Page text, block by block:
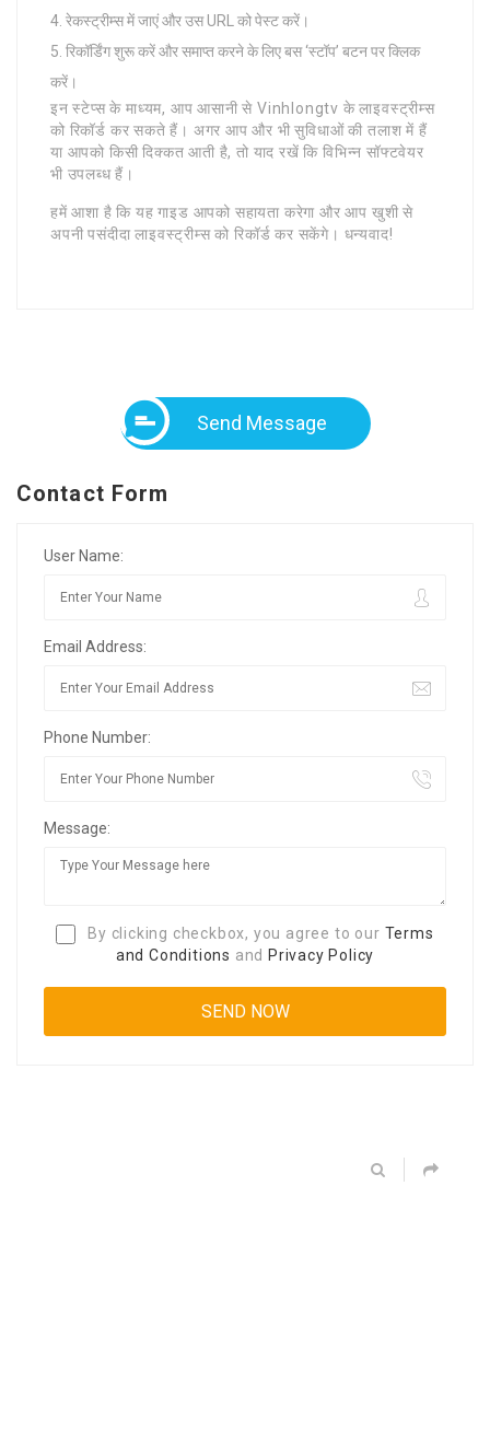
रेकस्ट्रीम्स में जाएं और उस URL को पेस्ट करें।
रिकॉर्डिंग शुरू करें और समाप्त करने के लिए बस ‘स्टॉप’ बटन पर क्लिक
करें।
इन स्टेप्स के माध्यम, आप आसानी से Vinhlongtv के लाइवस्ट्रीम्स
को रिकॉर्ड कर सकते हैं। अगर आप और भी सुविधाओं की तलाश में हैं
या आपको किसी दिक्कत आती है, तो याद रखें कि विभिन्न सॉफ्टवेयर
भी उपलब्ध हैं।
हमें आशा है कि यह गाइड आपको सहायता करेगा और आप खुशी से
अपनी पसंदीदा लाइवस्ट्रीम्स को रिकॉर्ड कर सकेंगे। धन्यवाद!
Send Message
Contact Form
User Name:
Email Address:
Phone Number:
Message:
By clicking checkbox, you agree to our Terms
and Conditions and Privacy Policy